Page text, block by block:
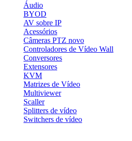
Áudio
BYOD
AV sobre IP
Acessórios
Câmeras PTZ novo
Controladores de Vídeo Wall
Conversores
Extensores
KVM
Matrizes de Vídeo
Multiviewer
Scaller
Splitters de vídeo
Switchers de vídeo